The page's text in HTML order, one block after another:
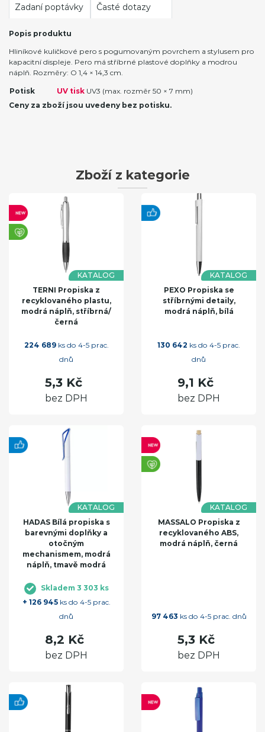
Zadaní poptávky Časté dotazy
Popis produktu
Hliníkové kuličkové pero s pogumovaným povrchem a stylusem pro
kapacitní displeje. Pero má stříbrné plastové doplňky a modrou
náplň. Rozměry: O 1,4 × 14,3 cm.
Potisk UV tisk UV3 (max. rozměr 50 × 7 mm)
Ceny za zboží jsou uvedeny bez potisku.
Zboží z kategorie
KATALOG
TERNI Propiska z
recyklovaného plastu,
modrá náplň, stříbrná/
černá
224 689ks do 4-5 prac.
dnů
5,3 Kč
bez DPH
KATALOG
PEXO Propiska se
stříbrnými detaily,
modrá náplň, bílá
130 642 ks do 4-5 prac.
dnů
9,1 Kč
bez DPH
KATALOG
HADAS Bílá propiska s
barevnými doplňky a
otočným
mechanismem, modrá
náplň, tmavě modrá
Skladem 3 303 ks
+ 126 945ks do 4-5 prac.
dnů
8,2 Kč
bez DPH
KATALOG
MASSALO Propiska z
recyklovaného ABS,
modrá náplň, černá
97 463 ks do 4-5 prac. dnů
5,3 Kč
bez DPH